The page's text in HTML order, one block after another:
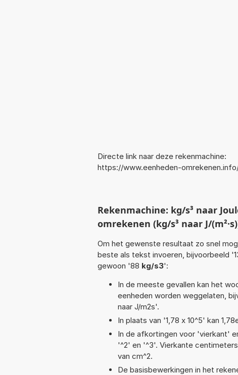
Directe link naar deze rekenmachine:
https://www.eenheden-
Rekenmachine: kg/s³ naar
omrekenen (kg/s³ naar J/
Om het gewenste resultaat zo snel
beste als tekst invoeren, bijvoorbeeld
gewoon '88 kg/s3':
In de meeste gevallen kan het
eenheden worden weggelaten,
naar J/m2s'.
In plaats van '1,78 x 10^5' kan
In de afkortingen voor 'vierkant'
'^2' en '^3'. Vierkante
van cm^2.
De basisbewerkingen in het